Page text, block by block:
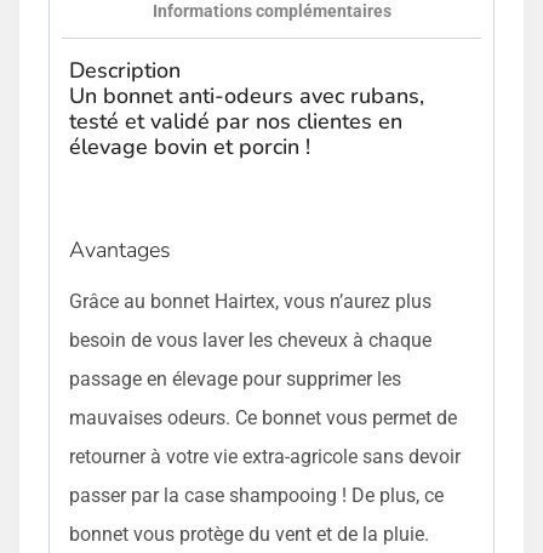
Informations complémentaires
Description
Un bonnet anti-odeurs avec rubans,
testé et validé par nos clientes en
élevage bovin et porcin !
Avantages
Grâce au bonnet Hairtex, vous n’aurez plus
besoin de vous laver les cheveux à chaque
passage en élevage pour supprimer les
mauvaises odeurs. Ce bonnet vous permet de
retourner à votre vie extra-agricole sans devoir
passer par la case shampooing ! De plus, ce
bonnet vous protège du vent et de la pluie.